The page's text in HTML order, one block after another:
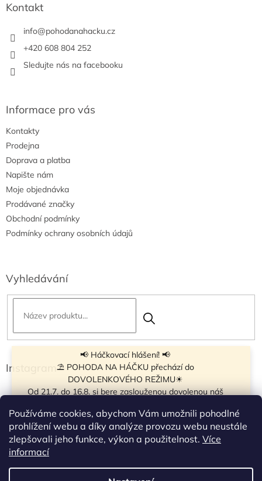
Používáme cookies, abychom Vám umožnili pohodlné
prohlížení webu a díky analýze provozu webu neustále
zlepšovali jeho funkce, výkon a použitelnost. Více
informací
📢 Háčkovací hlášení! 📢
⛱ POHODA NA HÁČKU přechází do
DOVOLENKOVÉHO REŽIMU☀
Od 21.7. do 16.8. si bere zaslouženou dovolenou náš
krátkou pauzu.
Objednávky přijímáme dál - klubíčka, která máme
vyrobená, odešleme bez zdržení. U ostatních se doba
☀
Od 7.8. do 14.8. si dovolenou bude užívat obchůdek v
Kontakt
info@pohodanahacku.cz
+420 608 804 252
Sledujte nás na facebooku
Informace pro vás
Kontakty
Prodejna
Doprava a platba
Napište nám
Moje objednávka
Prodávané značky
Obchodní podmínky
Podmínky ochrany osobních údajů
Vyhledávání
Instagram
Sledovat na Instagramu